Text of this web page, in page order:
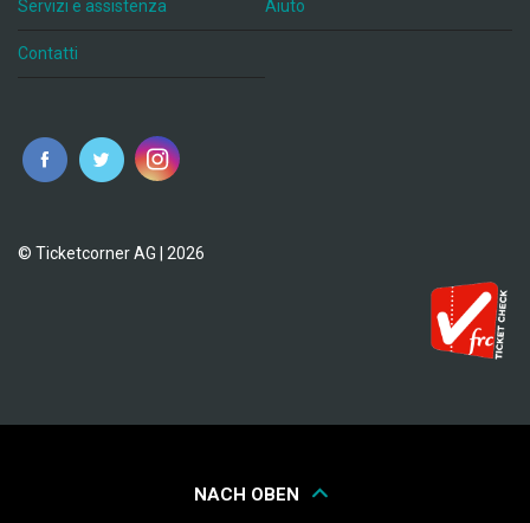
Servizi e assistenza Aiuto
Contatti
© Ticketcorner AG | 2026
NACH OBEN